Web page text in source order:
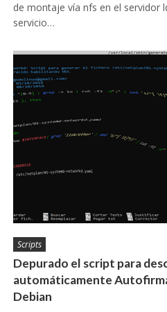
de montaje vía nfs en el servidor
servicio…
Scripts
Depurado el script para
automáticamente
Debian